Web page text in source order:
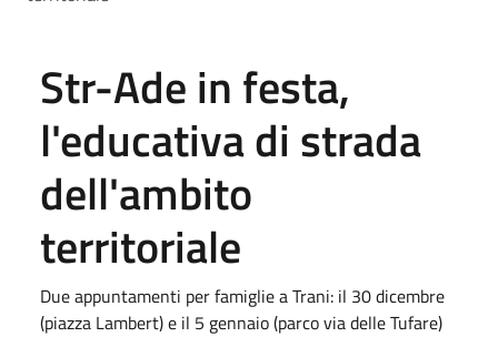
Str-Ade in festa,
l'educativa di strada
dell'ambito
territoriale
Due appuntamenti per famiglie a Trani: il 30 dicembre
(piazza Lambert) e il 5 gennaio (parco via delle Tufare)